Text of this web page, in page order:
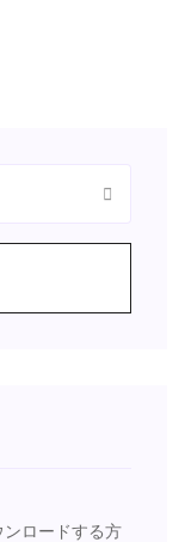
ロードする方